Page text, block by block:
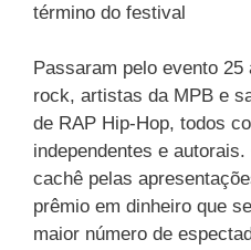
término do festival
Passaram pelo evento
rock, artistas da MPB e
de RAP Hip-Hop, todos
independentes e
cachê pelas
prêmio em dinheiro que
maior número de